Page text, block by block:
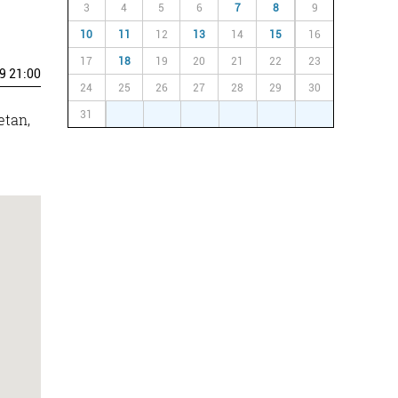
21:00
3 4 5 6 7 8 9
10 11 12 13 14 15 16
17 18 19 20 21 22 23
24 25 26 27 28 29 30
31